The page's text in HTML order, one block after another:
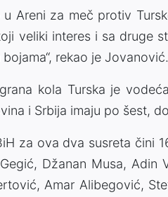
u Areni za meč protiv
veliki interes i sa druge
rekao je Jovanović.
kola Turska je
i Srbija imaju po šest,
za ova dva susreta čini
Džanan Musa, Adin
Amar Alibegović,